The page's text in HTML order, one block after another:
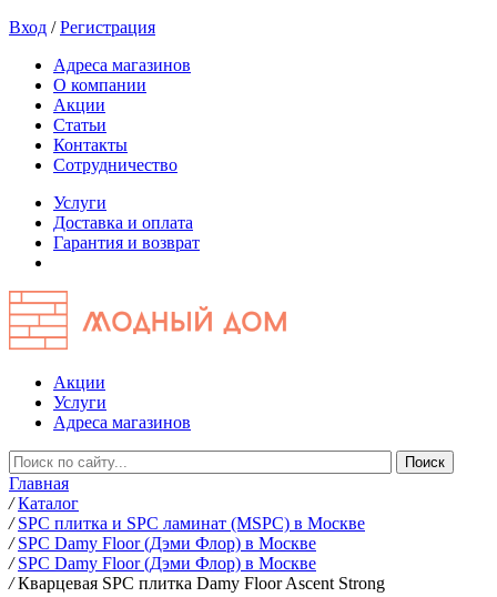
Вход /Регистрация
Адреса магазинов
О компании
Акции
Статьи
Контакты
Сотрудничество
Услуги
Доставка и оплата
Гарантия и возврат
Акции
Услуги
Адреса магазинов
Главная
/ Каталог
/ SPC плитка и SPC ламинат (MSPC) в Москве
/ SPC Damy Floor (Дэми Флор) в Москве
/ SPC Damy Floor (Дэми Флор) в Москве
/ Кварцевая SPC плитка Damy Floor Ascent Strong